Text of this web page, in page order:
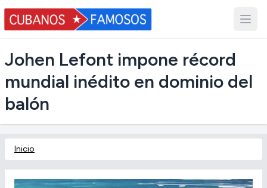
Johen Lefont impone récord
mundial inédito en dominio del
balón
Inicio